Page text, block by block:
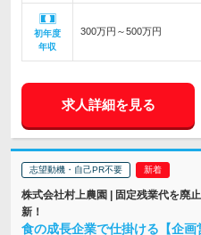
初年度
年収
300万円～500万円
求人詳細を見る
志望動機・自己PR不要
株式会社村上農園 | 固定残業代を廃
新！
食の成長企業で仕掛ける【企